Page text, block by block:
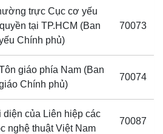
trực Cục cơ yếu
tại TP.HCM (Ban
Chính phủ)
70073
giáo phía Nam (Ban
Chính phủ)
70074
của Liên hiệp các
nghệ thuật Việt Nam
70087